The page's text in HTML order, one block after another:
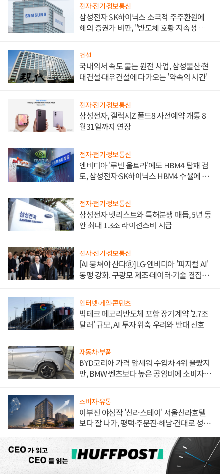
전자·전기·정보통신
삼성전자 SK하이닉스 소극적 주주환원에
해외 증권가 비판, "반도체 호황 지속성 의
건설
국내외서 속도 붙는 원전 사업, 삼성물산·현
대건설·대우건설에 다가오는 '약속의 시간'
전자·전기·정보통신
삼성전자, 갤럭시Z 폴드8 사전예약 개통 8
월31일까지 연장
전자·전기·정보통신
엔비디아 '루빈 울트라'에도 HBM4 탑재 검
토, 삼성전자·SK하이닉스 HBM4 수율에 주
전자·전기·정보통신
삼성전자 넷리스트와 특허분쟁 매듭, 5년 동
안 최대 1.3조 라이선스비 지급
전자·전기·정보통신
[AI 뭉쳐야 산다⑧] LG·엔비디아 '피지컬 AI'
동맹 강화, 구광모 제조·데이터·기술 결집
인터넷·게임·콘텐츠
빅테크 메모리반도체 포함 장기계약 '2.7조
달러' 규모, AI 투자 위축 우려와 반대 신호
자동차·부품
BYD코리아 가격 앞세워 수입차 4위 올랐지
만, BMW·벤츠보다 높은 공임비에 소비자
소비자·유통
이부진 야심작 '신라스테이' 서울신라호텔
보다 잘 나가, 평택·주문진·해남·건대로 성